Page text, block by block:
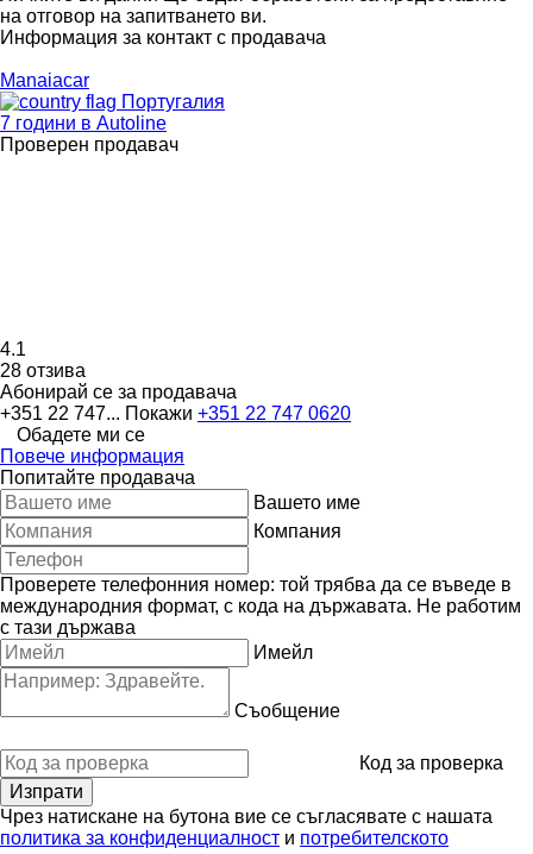
на отговор на запитването ви.
Информация за контакт с продавача
Manaiacar
Португалия
7 години в Autoline
Проверен продавач
4.1
28 отзива
Абонирай се за продавача
+351 22 747... Покажи +351 22 747 0620
Обадете ми се
Повече информация
Попитайте продавача
Вашето име
Компания
Проверете телефонния номер: той трябва да се въведе в
международния формат, с кода на държавата. Не работим
с тази държава
Имейл
Съобщение
Код за проверка
Чрез натискане на бутона вие се съгласявате с нашата
политика за конфиденциалност и потребителското